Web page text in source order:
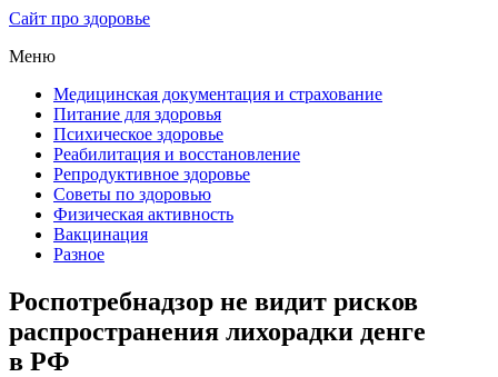
Сайт про здоровье
Меню
Медицинская документация и страхование
Питание для здоровья
Психическое здоровье
Реабилитация и восстановление
Репродуктивное здоровье
Советы по здоровью
Физическая активность
Вакцинация
Разное
Роспотребнадзор не видит рисков
распространения лихорадки денге
в РФ